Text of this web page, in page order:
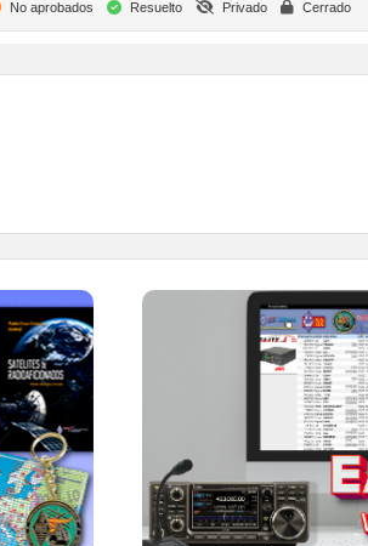
No aprobados Resuelto Privado Cerrado
más...
Conoce el nuevo
ahora con nuevos
compatible
IR A